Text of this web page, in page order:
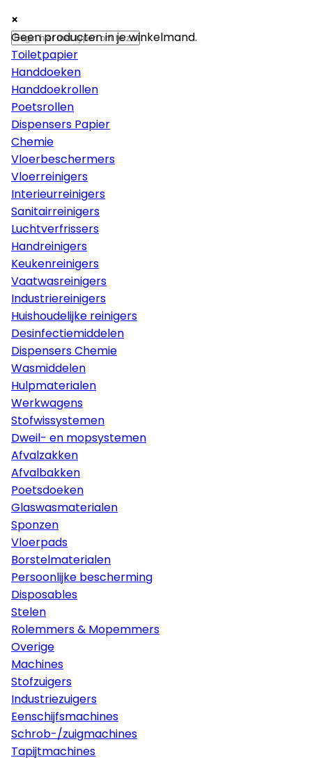
×
Papier
Toiletpapier
Handdoeken
Handdoekrollen
Poetsrollen
Dispensers Papier
Chemie
Vloerbeschermers
Vloerreinigers
Interieurreinigers
Sanitairreinigers
Luchtverfrissers
Handreinigers
Keukenreinigers
Vaatwasreinigers
Industriereinigers
Huishoudelijke reinigers
Desinfectiemiddelen
Dispensers Chemie
Wasmiddelen
Hulpmaterialen
Werkwagens
Stofwissystemen
Dweil- en mopsystemen
Afvalzakken
Afvalbakken
Poetsdoeken
Glaswasmaterialen
Sponzen
Vloerpads
Borstelmaterialen
Persoonlijke bescherming
Disposables
Stelen
Rolemmers & Mopemmers
Overige
Machines
Stofzuigers
Industriezuigers
Eenschijfsmachines
Schrob-/zuigmachines
Tapijtmachines
×
×
Geen producten in je winkelmand.